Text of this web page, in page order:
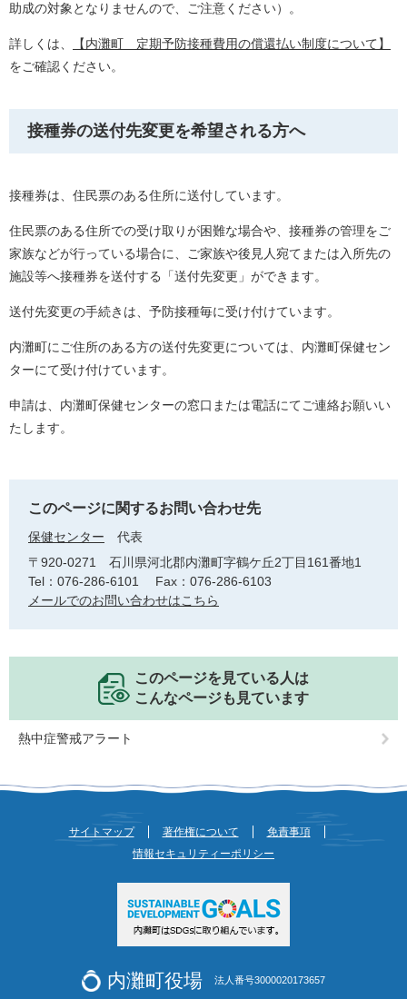
助成の対象となりませんので、ご注意ください）。
詳しくは、
【内灘町 定期予防接種費用の償還払い制度について】
をご確認ください。
接種券の送付先変更を希望される方へ
接種券は、住民票のある住所に送付しています。
住民票のある住所での受け取りが困難な場合や、接種券の管理をご
家族などが行っている場合に、ご家族や後見人宛てまたは入所先の
施設等へ接種券を送付する「送付先変更」ができます。
送付先変更の手続きは、予防接種毎に受け付けています。
内灘町にご住所のある方の送付先変更については、内灘町保健セン
ターにて受け付けています。
申請は、内灘町保健センターの窓口または電話にてご連絡お願いい
たします。
このページに関するお問い合わせ先
保健センター
代表
〒920-0271
石川県河北郡内灘町字鶴ケ丘2丁目161番地1
Tel：076-286-6101
Fax：076-286-6103
メールでのお問い合わせはこちら
このページを見ている人は
こんなページも見ています
熱中症警戒アラート
サイトマップ 著作権について
免責事項
情報セキュリティーポリシー
内灘町役場 法人番号3000020173657